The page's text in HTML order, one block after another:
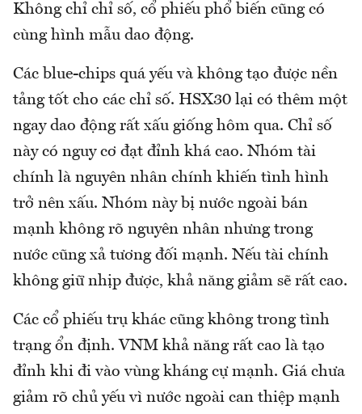
Không chỉ chỉ số, cổ phiếu phổ biến cũng có
cùng hình mẫu dao động.
Các blue-chips quá yếu và không tạo được nền
tảng tốt cho các chỉ số. HSX30 lại có thêm một
ngay dao động rất xấu giống hôm qua. Chỉ số
này có nguy cơ đạt đỉnh khá cao. Nhóm tài
chính là nguyên nhân chính khiến tình hình
trở nên xấu. Nhóm này bị nước ngoài bán
mạnh không rõ nguyên nhân nhưng trong
nước cũng xả tương đối mạnh. Nếu tài chính
không giữ nhịp được, khả năng giảm sẽ rất cao.
Các cổ phiếu trụ khác cũng không trong tình
trạng ổn định. VNM khả năng rất cao là tạo
đỉnh khi đi vào vùng kháng cự mạnh. Giá chưa
giảm rõ chủ yếu vì nước ngoài can thiệp mạnh